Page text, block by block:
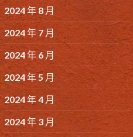
2024 年 8 月
2024 年 7 月
2024 年 6 月
2024 年 5 月
2024 年 4 月
2024 年 3 月